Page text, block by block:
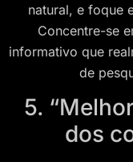
natural, e foque
Concentre-se
informativo que
de
5.
dos